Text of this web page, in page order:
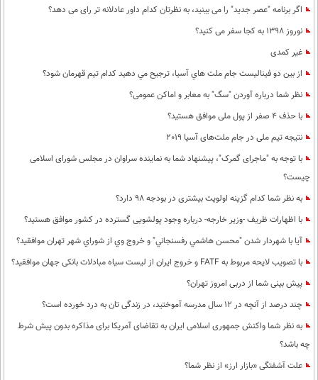
اگر برنامه "عصر جدید" را می بینید، به نظرتان کدام داور عادلانه تر رای می دهد؟
نوروز 1398 به کجا سفر می کنید؟
غیر کمدی
از بين دو فيناليست جام ملت هاي آسيا، ترجيح مي دهيد كدام تيم قهرمان شود؟
نظر شما درباره آوردن "سگ" به معابر و اماکن عمومی؟
با حذف 4 صفر از پول ملی موافق هستید؟
نتیجه تیم ملی در جام ملت‌های آسیا 2019
با توجه به "ماجرای گمرک"، پیشنهاد شما به نماینده سراوان در مجلس شورای اسلامی
چیست؟
به نظر شما كدام گزینه اولویت بیشتری در بودجه 98 دارد؟
با اظهارات ظریف -وزیر خارجه- درباره وجود پولشویی گسترده در کشور موافق هستید؟
آيا با شهردار شدن "محسن هاشمي رفسنجاني" و خروج وي از شوراي شهر تهران موافقيد؟
با تصویب لایحه مربوط به FATF و خروج ایران از لیست سیاه مبادلات بانکی جهان موافقید؟
پیش بینی شما از دربی امروز تهران؟
چند درصد از آنچه در 12 سال مدرسه آموختید، در زندگی تان به درد خورده است؟
به نظر شما واکنش جمهوری اسلامی ایران به تقاضای آمریکا برای مذاکره بدون پیش شرط
چه باشد؟
علت آشفتگی «بازار ارز» از نظر شما؟